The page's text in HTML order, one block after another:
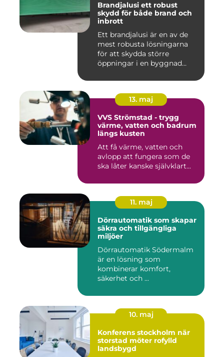
Brandjalusi ett robust
skydd för både brand och
inbrott
Ett brandjalusi är en av de
mest robusta lösningarna
för att skydda större
öppningar i en byggnad
13. maj
VVS Strömstad - trygg
värme, vatten och badrum
längs kusten
Att få värme, vatten och
avlopp att fungera som de
ska låter kanske självklart...
11. maj
Dörrautomatik som skapar
säkra och tillgängliga
miljöer
Dörrautomatik Södermalm
är en lösning som
kombinerar komfort,
säkerhet och ...
10. maj
Konferens stockholm när
storstad möter rofylld
landsbygd